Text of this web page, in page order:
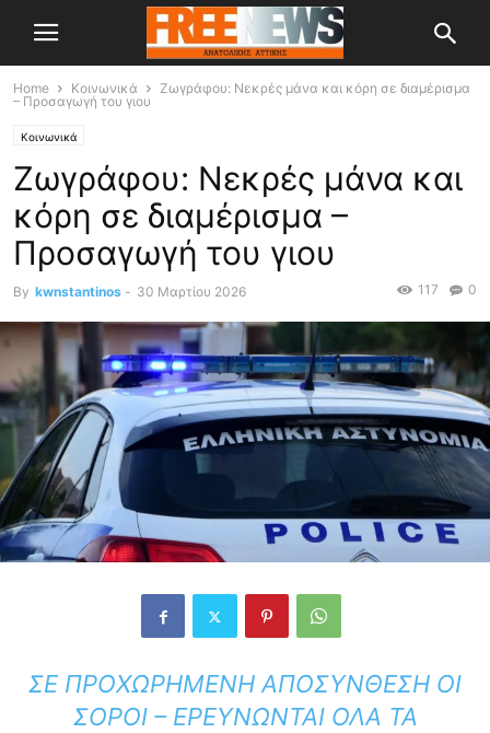
Home Κοινωνικά
Ζωγράφου: Νεκρές μάνα και κόρη σε διαμέρισμα
– Προσαγωγή του γιου
Κοινωνικά
Ζωγράφου: Νεκρές μάνα και
κόρη σε διαμέρισμα –
Προσαγωγή του γιου
By kwnstantinos - 30 Μαρτίου 2026 0
117
ΣΕ ΠΡΟΧΩΡΗΜΈΝΗ ΑΠΟΣΎΝΘΕΣΗ ΟΙ
ΣΟΡΟΊ – ΕΡΕΥΝΏΝΤΑΙ ΌΛΑ ΤΑ